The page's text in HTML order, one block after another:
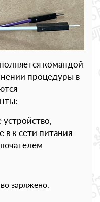
командой
процедуры в
в к сети питания
заряжено.